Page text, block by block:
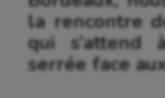
la rencontre
qui s’attend
serrée face